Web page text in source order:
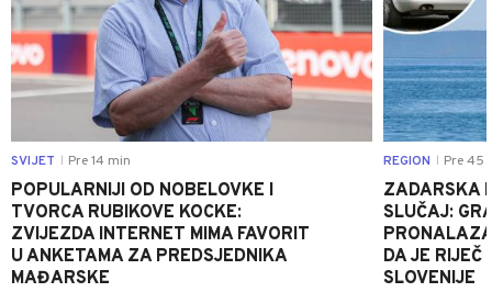
SVIJET Pre 14 min
POPULARNIJI OD NOBELOVKE I
TVORCA RUBIKOVE KOCKE:
ZVIJEZDA INTERNET MIMA FAVORIT
U ANKETAMA ZA PREDSJEDNIKA
MAĐARSKE
REGION Pre 45
ZADARSKA
SLUČAJ:
DA JE RIJEČ
SLOVENIJE